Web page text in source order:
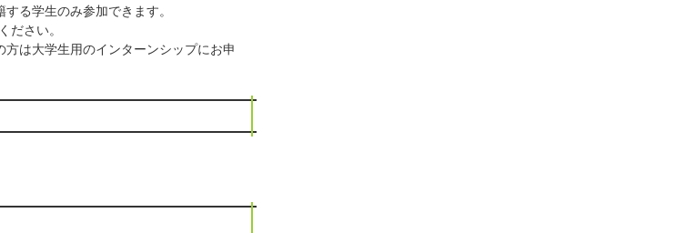
る学生のみ参加できます。
ださい。
は大学生用のインターンシップにお申